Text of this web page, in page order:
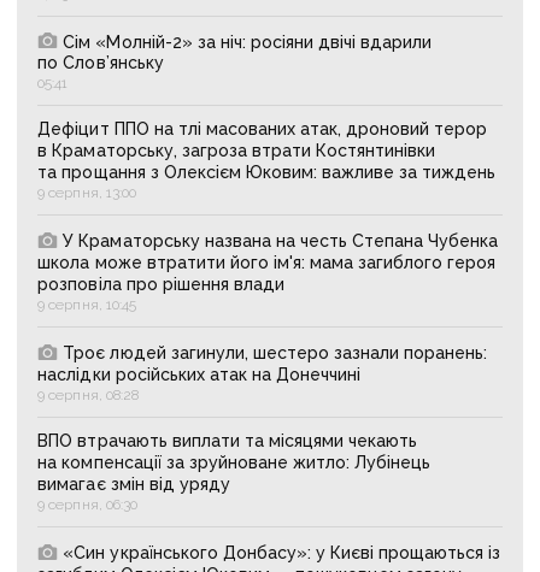
Сім «Молній-2» за ніч: росіяни двічі вдарили
по Слов’янську
05:41
Дефіцит ППО на тлі масованих атак, дроновий терор
в Краматорську, загроза втрати Костянтинівки
та прощання з Олексієм Юковим: важливе за тиждень
9 серпня, 13:00
У Краматорську названа на честь Степана Чубенка
школа може втратити його ім'я: мама загиблого героя
розповіла про рішення влади
9 серпня, 10:45
Троє людей загинули, шестеро зазнали поранень:
наслідки російських атак на Донеччині
9 серпня, 08:28
ВПО втрачають виплати та місяцями чекають
на компенсації за зруйноване житло: Лубінець
вимагає змін від уряду
9 серпня, 06:30
«Син українського Донбасу»: у Києві прощаються із